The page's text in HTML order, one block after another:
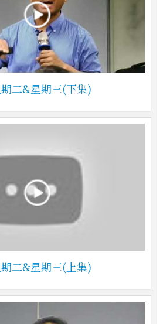
二&星期三(下集)
二&星期三(上集)